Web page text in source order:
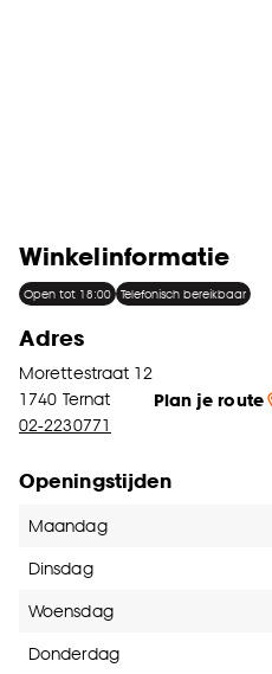
Winkelinformatie
Open tot 18:00 Telefonisch bereikbaar
Adres
Morettestraat 12
1740 Ternat
02-2230771
Plan je route
Openingstijden
Openingstijden
Maandag
Dinsdag
Woensdag
Donderdag